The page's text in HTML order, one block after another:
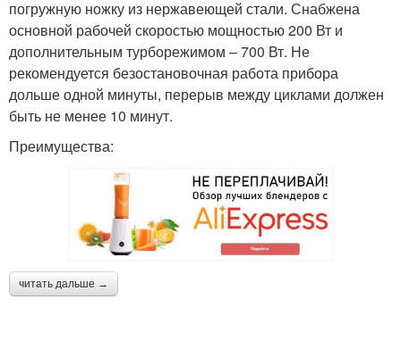
погружную ножку из нержавеющей стали. Снабжена
основной рабочей скоростью мощностью 200 Вт и
дополнительным турборежимом – 700 Вт. Не
рекомендуется безостановочная работа прибора
дольше одной минуты, перерыв между циклами должен
быть не менее 10 минут.
Преимущества:
читать дальше →